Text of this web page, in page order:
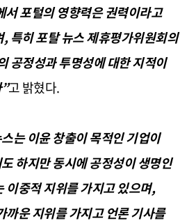
서 포털의 영향력은 권력이라고
,특히 포탈 뉴스 제휴평가위원회의
공정성과 투명성에 대한 지적이
”고 밝혔다.
는 이윤 창출이 목적인 기업이
하지만 동시에 공정성이 생명인
이중적 지위를 가지고 있으며,
까운 지위를 가지고 언론 기사를